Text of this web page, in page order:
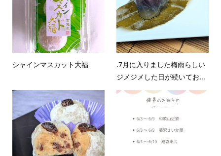
シャインマスカット大福
.7月に入りました梅雨らしい
ジメジメした日が続いてお...